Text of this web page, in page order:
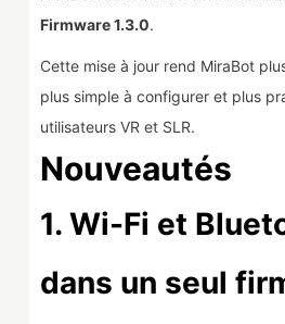
Firmware 1.3.0.
Cette mise à jour rend MiraBot
plus simple à configurer et plus
utilisateurs VR et SLR.
Nouveautés
1. Wi-Fi et
dans un seul